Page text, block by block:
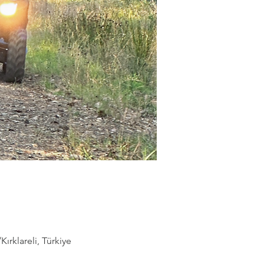
Türkiye